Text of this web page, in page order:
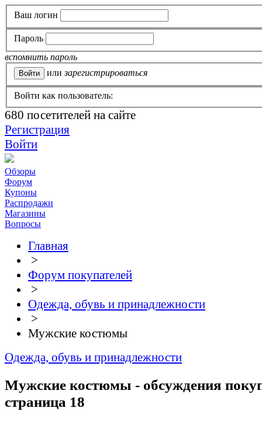
Ваш логин
Пароль
вспомнить пароль
или зарегистрироваться
Войти как пользователь:
680 посетителей на сайте
Регистрация
Войти
Обзоры
Форум
Купоны
Распродажи
Магазины
Вопросы
Главная
>
Форум покупателей
>
Одежда, обувь и принадлежности
>
Мужские костюмы
Одежда, обувь и принадлежности
Мужские костюмы - обсуждения
страница 18